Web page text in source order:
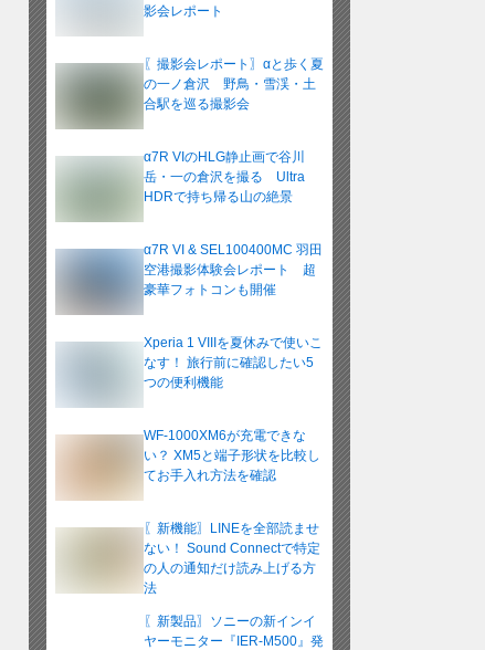
影会レポート
〖撮影会レポート〗αと歩く夏
の一ノ倉沢 野鳥・雪渓・土
合駅を巡る撮影会
α7R VIのHLG静止画で谷川
岳・一の倉沢を撮る Ultra
HDRで持ち帰る山の絶景
α7R VI & SEL100400MC 羽田
空港撮影体験会レポート 超
豪華フォトコンも開催
Xperia 1 VIIIを夏休みで使いこ
なす！ 旅行前に確認したい5
つの便利機能
WF-1000XM6が充電できな
い？ XM5と端子形状を比較し
てお手入れ方法を確認
〖新機能〗LINEを全部読ませ
ない！ Sound Connectで特定
の人の通知だけ読み上げる方
法
〖新製品〗ソニーの新インイ
ヤーモニター『IER-M500』発